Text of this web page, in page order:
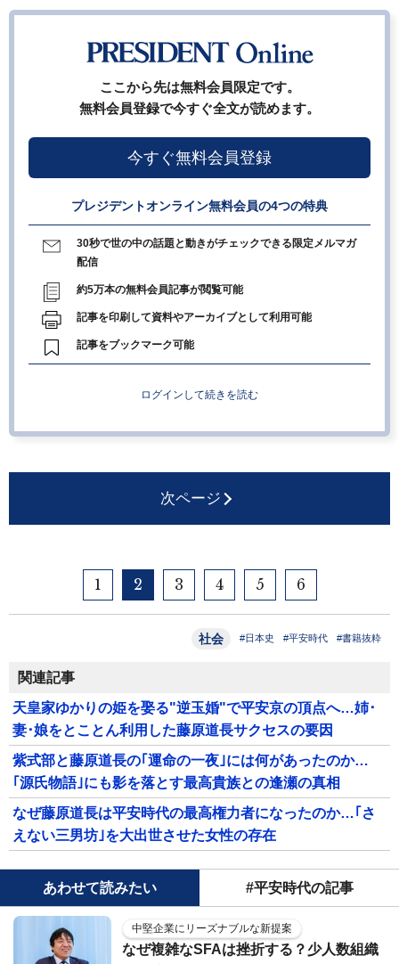
ここから先は無料会員限定です。
無料会員登録で今すぐ全文が読めます。
今すぐ無料会員登録
プレジデントオンライン無料会員の4つの特典
30秒で世の中の話題と動きがチェックできる限定メルマガ
配信
約5万本の無料会員記事が閲覧可能
記事を印刷して資料やアーカイブとして利用可能
記事をブックマーク可能
ログインして続きを読む
次ページ
1 2 3 4 5 6
社会 #日本史 #平安時代 #書籍抜粋
関連記事
天皇家ゆかりの姫を娶る"逆玉婚"で平安京の頂点へ…姉･
妻･娘をとことん利用した藤原道長サクセスの要因
紫式部と藤原道長の｢運命の一夜｣には何があったのか…
｢源氏物語｣にも影を落とす最高貴族との逢瀬の真相
なぜ藤原道長は平安時代の最高権力者になったのか…｢さ
えない三男坊｣を大出世させた女性の存在
あわせて読みたい #平安時代の記事
中堅企業にリーズナブルな新提案
なぜ複雑なSFAは挫折する？少人数組織